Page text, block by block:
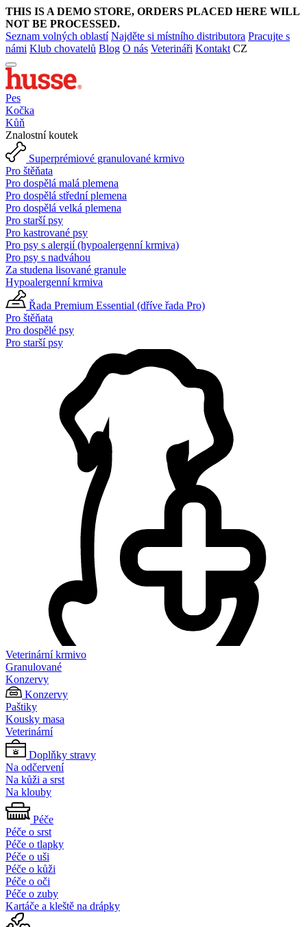
THIS IS A DEMO STORE, ORDERS PLACED HERE WILL
NOT BE PROCESSED.
Seznam volných oblastí Najděte si místního distributora Pracujte s
námi Klub chovatelů Blog O nás Veterináři Kontakt CZ
Pes
Kočka
Kůň
Znalostní koutek
Superprémiové granulované krmivo
Pro štěňata
Pro dospělá malá plemena
Pro dospělá střední plemena
Pro dospělá velká plemena
Pro starší psy
Pro kastrované psy
Pro psy s alergií (hypoalergenní krmiva)
Pro psy s nadváhou
Za studena lisované granule
Hypoalergenní krmiva
Řada Premium Essential (dříve řada Pro)
Pro štěňata
Pro dospělé psy
Pro starší psy
Veterinární krmivo
Granulované
Konzervy
Konzervy
Paštiky
Kousky masa
Veterinární
Doplňky stravy
Na odčervení
Na kůži a srst
Na klouby
Péče
Péče o srst
Péče o tlapky
Péče o uši
Péče o kůži
Péče o oči
Péče o zuby
Kartáče a kleště na drápky